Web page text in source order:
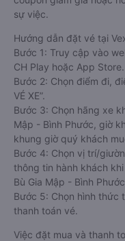
sự việc.
Hướng dẫn đặt vé tại
Bước 1: Truy cập vào
CH Play hoặc App Store.
Bước 2: Chọn điểm đi,
VÉ XE”.
Bước 3: Chọn hãng xe
Mập - Bình Phước, giờ
khung giờ quý khách
Bước 4: Chọn vị trí/
thông tin hành khách
Bù Gia Mập - Bình Phước
Bước 5: Chọn hình thức
thanh toán vé.
Việc đặt mua và thanh